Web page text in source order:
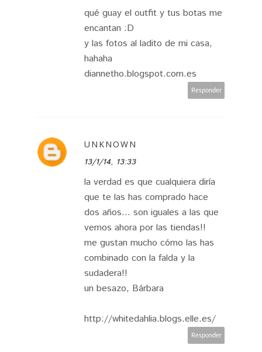
qué guay el outfit y tus botas me
encantan :D
y las fotos al ladito de mi casa,
hahaha
diannetho.blogspot.com.es
Responder
UNKNOWN
13/1/14, 13:33
la verdad es que cualquiera diría
que te las has comprado hace
dos años... son iguales a las que
vemos ahora por las tiendas!!
me gustan mucho cómo las has
combinado con la falda y la
sudadera!!
un besazo, Bárbara
http://whitedahlia.blogs.elle.es/
Responder